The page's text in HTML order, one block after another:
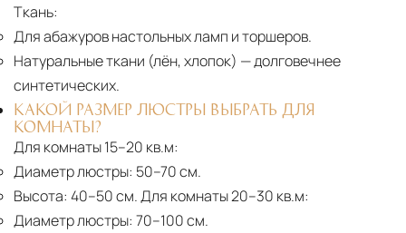
Ткань:
Для абажуров настольных ламп и торшеров.
Натуральные ткани (лён, хлопок) — долговечнее
синтетических.
КАКОЙ РАЗМЕР ЛЮСТРЫ ВЫБРАТЬ ДЛЯ
КОМНАТЫ?
Для комнаты 15–20 кв.м:
Диаметр люстры: 50–70 см.
Высота: 40–50 см. Для комнаты 20–30 кв.м:
Диаметр люстры: 70–100 см.